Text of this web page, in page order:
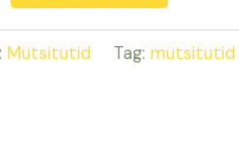
Mütsitutid Tag: mütsitutid